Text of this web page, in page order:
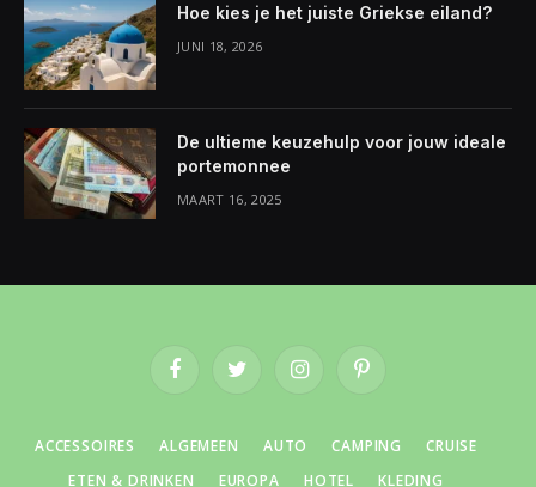
Hoe kies je het juiste Griekse eiland?
JUNI 18, 2026
De ultieme keuzehulp voor jouw ideale
portemonnee
MAART 16, 2025
FacebookTwitter InstagramPinterest
ACCESSOIRES ALGEMEEN AUTO CAMPING
CRUISE
ETEN & DRINKEN
EUROPA HOTEL KLEDING